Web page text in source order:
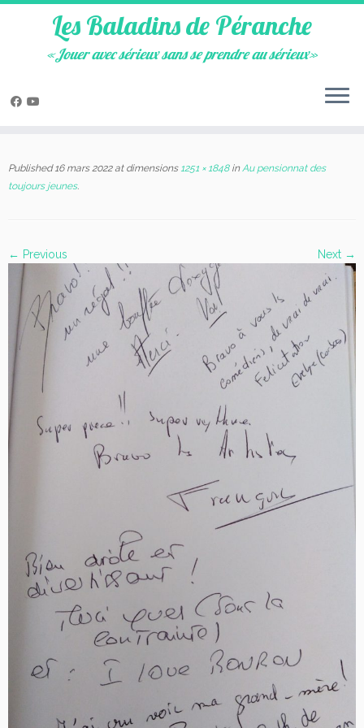
Les Baladins de Péranche
«Jouer avec sérieux sans se prendre au sérieux»
Published 16 mars 2022at dimensions1251 × 1848inAu pensionnat des
toujours jeunes.
← Previous Next →